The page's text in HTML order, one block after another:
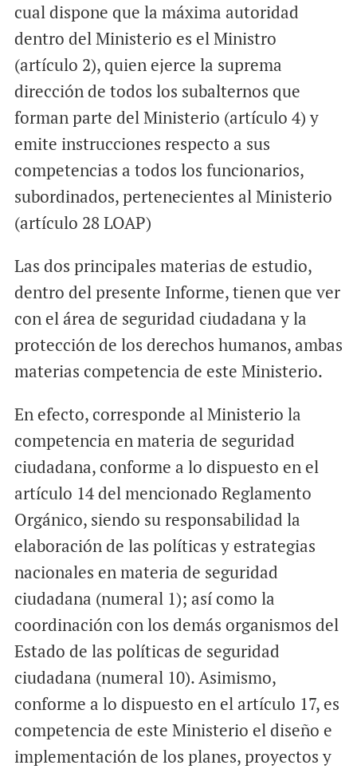
cual dispone que la máxima autoridad
dentro del Ministerio es el Ministro
(artículo 2), quien ejerce la suprema
dirección de todos los subalternos que
forman parte del Ministerio (artículo 4) y
emite instrucciones respecto a sus
competencias a todos los funcionarios,
subordinados, pertenecientes al Ministerio
(artículo 28 LOAP)
Las dos principales materias de estudio,
dentro del presente Informe, tienen que ver
con el área de seguridad ciudadana y la
protección de los derechos humanos, ambas
materias competencia de este Ministerio.
En efecto, corresponde al Ministerio la
competencia en materia de seguridad
ciudadana, conforme a lo dispuesto en el
artículo 14 del mencionado Reglamento
Orgánico, siendo su responsabilidad la
elaboración de las políticas y estrategias
nacionales en materia de seguridad
ciudadana (numeral 1); así como la
coordinación con los demás organismos del
Estado de las políticas de seguridad
ciudadana (numeral 10). Asimismo,
conforme a lo dispuesto en el artículo 17, es
competencia de este Ministerio el diseño e
implementación de los planes, proyectos y